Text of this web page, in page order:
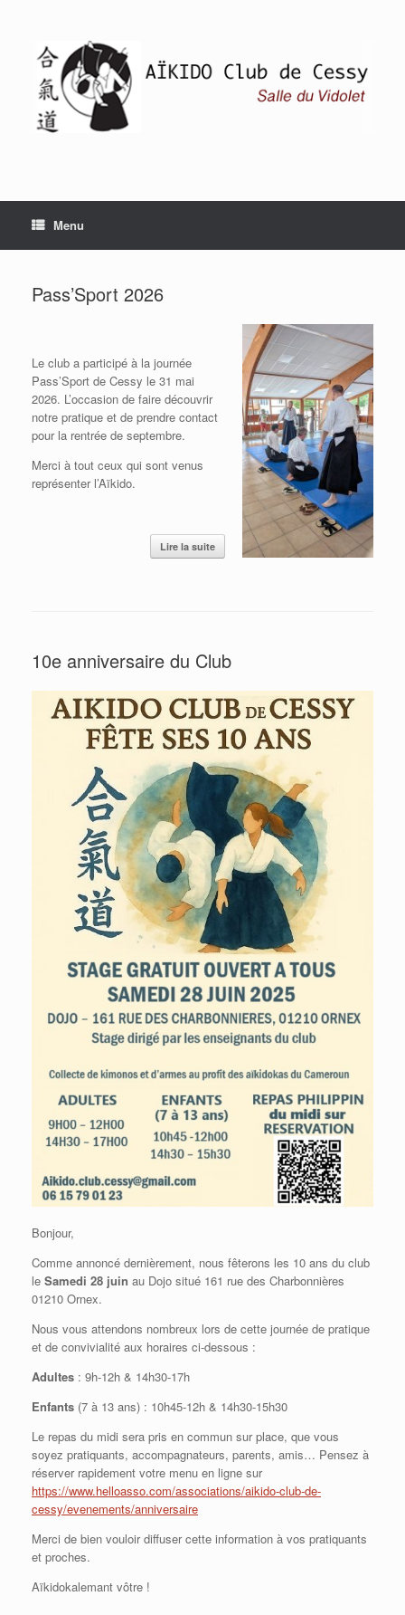
Menu
Pass’Sport 2026
Le club a participé à la journée
Pass’Sport de Cessy le 31 mai
2026. L’occasion de faire découvrir
notre pratique et de prendre contact
pour la rentrée de septembre.
Merci à tout ceux qui sont venus
représenter l’Aïkido.
Lire la suite
10e anniversaire du Club
Bonjour,
Comme annoncé dernièrement, nous fêterons les 10 ans du club
le Samedi 28 juin au Dojo situé 161 rue des Charbonnières
01210 Ornex.
Nous vous attendons nombreux lors de cette journée de pratique
et de convivialité aux horaires ci-dessous :
Adultes : 9h-12h & 14h30-17h
Enfants (7 à 13 ans) : 10h45-12h & 14h30-15h30
Le repas du midi sera pris en commun sur place, que vous
soyez pratiquants, accompagnateurs, parents, amis… Pensez à
réserver rapidement votre menu en ligne sur
https://www.helloasso.com/associations/aikido-club-de-
cessy/evenements/anniversaire
Merci de bien vouloir diffuser cette information à vos pratiquants
et proches.
Aïkidokalemant vôtre !